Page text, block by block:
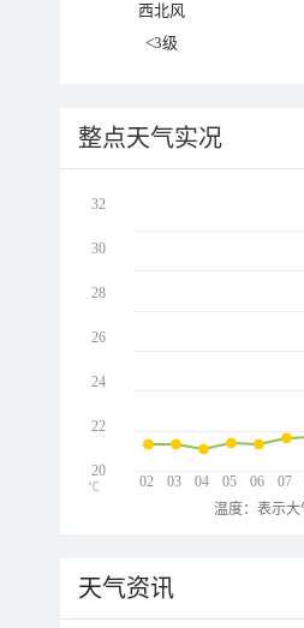
西北风
<3级
整点天气实况
02 03 04 05 06 07
32
30
28
26
24
22
20
℃
温度：表示
天气资讯